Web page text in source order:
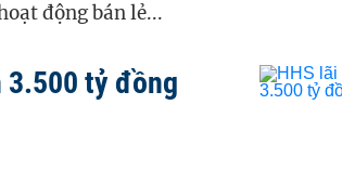
động bán lẻ...
3.500 tỷ đồng